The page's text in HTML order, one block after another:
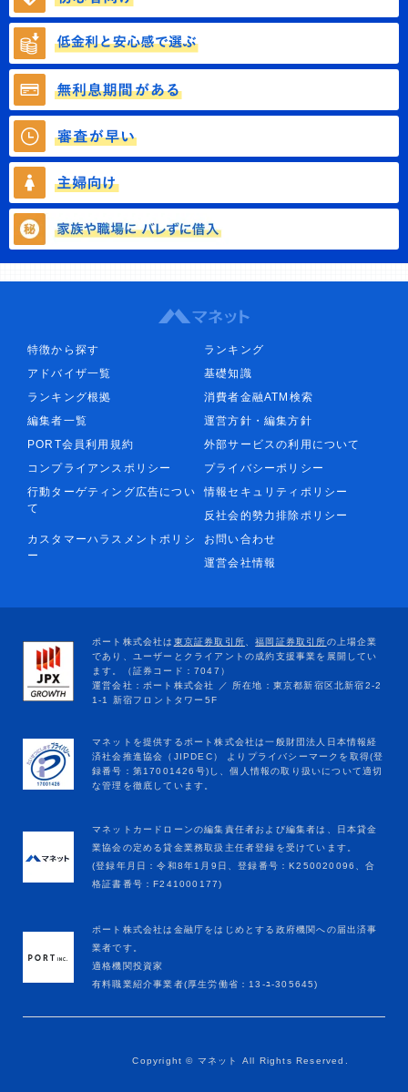
特徴から探す
ランキング
アドバイザ一覧
基礎知識
ランキング根拠
消費者金融ATM検索
編集者一覧
運営方針・編集方針
PORT会員利用規約
外部サービスの利用について
コンプライアンスポリシー
プライバシーポリシー
行動ターゲティング広告につい
て
情報セキュリティポリシー
反社会的勢力排除ポリシー
カスタマーハラスメントポリシ
ー
お問い合わせ
運営会社情報
マネットカードローンの編集責任者および編集者は、日本貸金
業協会の定める貸金業務取扱主任者登録を受けています。
(登録年月日：令和8年1月9日、登録番号：K250020096、合
格証書番号：F241000177)
ポート株式会社は金融庁をはじめとする政府機関への届出済事
業者です。
適格機関投資家
有料職業紹介事業者(厚生労働省：13-ﾕ-305645)